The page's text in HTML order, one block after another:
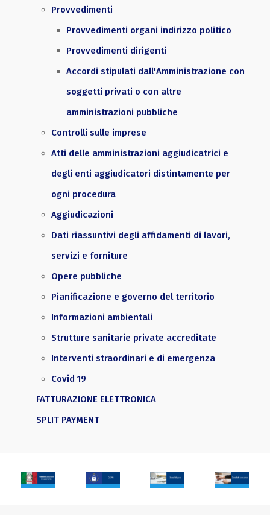
Provvedimenti
Provvedimenti organi indirizzo politico
Provvedimenti dirigenti
Accordi stipulati dall'Amministrazione con
soggetti privati o con altre
amministrazioni pubbliche
Controlli sulle imprese
Atti delle amministrazioni aggiudicatrici e
degli enti aggiudicatori distintamente per
ogni procedura
Aggiudicazioni
Dati riassuntivi degli affidamenti di lavori,
servizi e forniture
Opere pubbliche
Pianificazione e governo del territorio
Informazioni ambientali
Strutture sanitarie private accreditate
Interventi straordinari e di emergenza
Covid 19
FATTURAZIONE ELETTRONICA
SPLIT PAYMENT